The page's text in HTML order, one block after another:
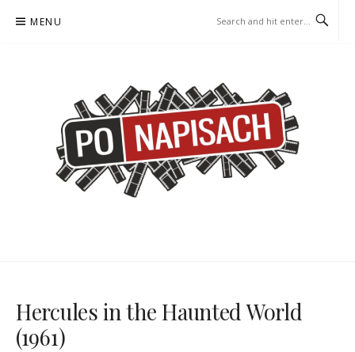
MENU
Hercules in the Haunted World
(1961)